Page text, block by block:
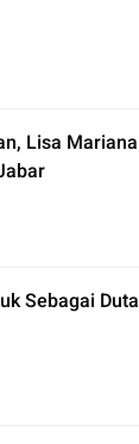
Lisa Mariana
Sebagai Duta